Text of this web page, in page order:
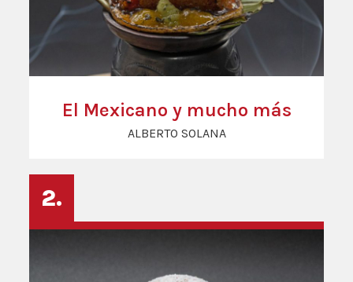
El Mexicano y mucho más
ALBERTO SOLANA
2.